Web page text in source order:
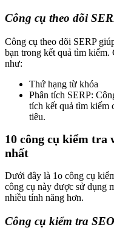
Công cụ theo dõi
Công cụ theo dõi SERP
bạn trong kết quả tìm kiếm.
như:
Thứ hạng từ khóa
Phân tích SERP:
tích kết quả tìm kiếm
tiêu.
10 công cụ kiểm tra
nhất
Dưới đây là 1o công cụ
công cụ này được sử dụng
nhiều tính năng hơn.
Công cụ kiểm tra